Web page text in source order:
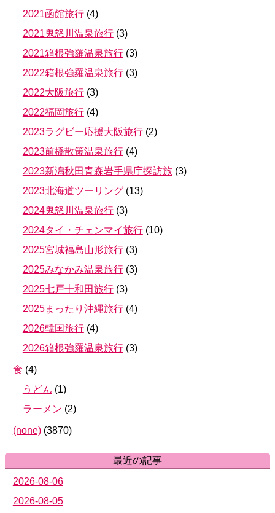
2021函館旅行 (4)
2021鬼怒川温泉旅行 (3)
2021箱根強羅温泉旅行 (3)
2022箱根強羅温泉旅行 (3)
2022大阪旅行 (3)
2022福岡旅行 (4)
2023ラグビー応援大阪旅行 (2)
2023前橋散策温泉旅行 (4)
2023新潟秋田青森岩手県庁探訪旅 (3)
2023北海道ツーリング (13)
2024鬼怒川温泉旅行 (3)
2024タイ・チェンマイ旅行 (10)
2025宮城福島山形旅行 (3)
2025みなかみ温泉旅行 (3)
2025七戸十和田旅行 (3)
2025まったり沖縄旅行 (4)
2026韓国旅行 (4)
2026箱根強羅温泉旅行 (3)
食 (4)
うどん (1)
ラーメン (2)
(none) (3870)
最近の記事
2026-08-06
2026-08-05